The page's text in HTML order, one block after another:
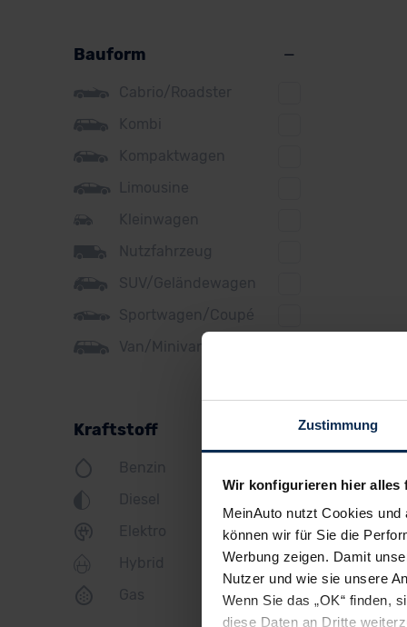
Zustimmung
Wir konfigurieren hier alles
MeinAuto nutzt Cookies
können wir für Sie die
Werbung zeigen. Damit
Nutzer und wie sie unsere
Wenn Sie das „OK“ finden,
diese Daten an Dritte
Citroen
Cupra
DS
Dacia
Fiat
Ford
Honda
Land Rover
Lexus
MINI
Mazda
Mercedes
Mitsubishi
Bauform
Cabrio/Roadster
Kombi
Kompaktwagen
Limousine
Kleinwagen
Nutzfahrzeug
SUV/Geländewagen
Sportwagen/Coupé
Van/Minivan
Kraftstoff
Benzin
Diesel
Elektro
Hybrid
Gas